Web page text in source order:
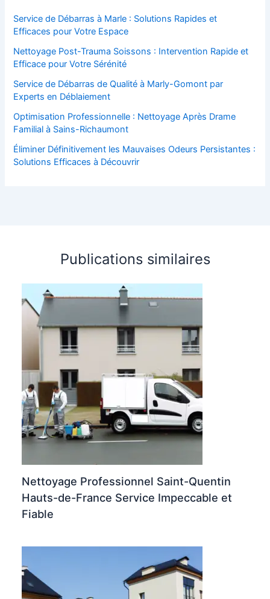
Service de Débarras à Marle : Solutions Rapides et
Efficaces pour Votre Espace
Nettoyage Post-Trauma Soissons : Intervention Rapide et
Efficace pour Votre Sérénité
Service de Débarras de Qualité à Marly-Gomont par
Experts en Déblaiement
Optimisation Professionnelle : Nettoyage Après Drame
Familial à Sains-Richaumont
Éliminer Définitivement les Mauvaises Odeurs Persistantes :
Solutions Efficaces à Découvrir
Publications similaires
Nettoyage Professionnel Saint-Quentin
Hauts-de-France Service Impeccable et
Fiable